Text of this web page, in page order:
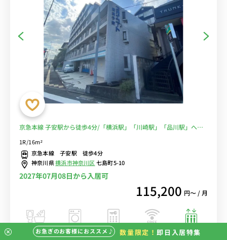
京急本線 子安駅から徒歩4分/「横浜駅」「川崎駅」「品川駅」への
1R/16m²
京急本線 子安駅 徒歩4分
神奈川県横浜市神奈川区七島町5-10
2027年07月08日から入居可
115,200 円〜 / 月
バストイレ別 室内洗濯機 オートロック
インターネット
無料
エレベーター
お急ぎのお客様におススメ♪ 数量限定！ 即日入居特集